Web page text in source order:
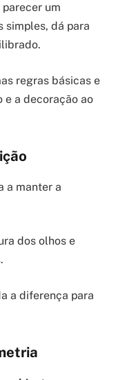
um
simples, dá para
regras básicas e
e a decoração ao
a manter a
dos olhos e
a diferença para